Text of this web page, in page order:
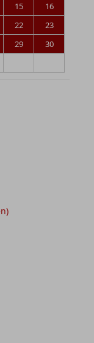
15
16
22
23
29
30